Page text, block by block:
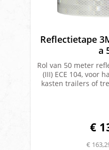
Reflectietape
a
Rol van 50 meter
(III) ECE 104, voor
kasten trailers of
€
€